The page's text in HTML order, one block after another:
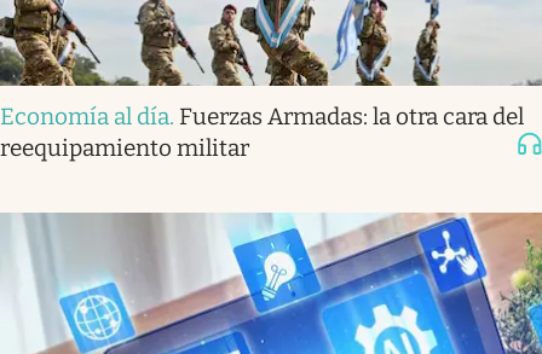
Economía al día. Fuerzas Armadas: la otra cara del
reequipamiento militar